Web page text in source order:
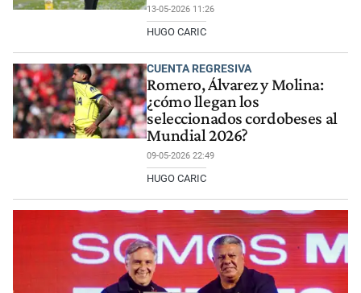
13-05-2026 11:26
HUGO CARIC
CUENTA REGRESIVA
Romero, Álvarez y Molina:
¿cómo llegan los
seleccionados cordobeses al
Mundial 2026?
09-05-2026 22:49
HUGO CARIC